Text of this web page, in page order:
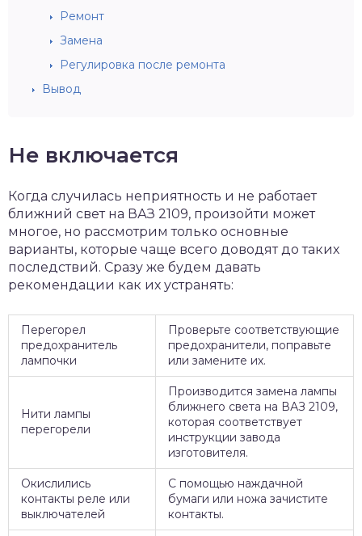
Ремонт
Замена
Регулировка после ремонта
Вывод
Не включается
Когда случилась неприятность и не работает
ближний свет на ВАЗ 2109, произойти может
многое, но рассмотрим только основные
варианты, которые чаще всего доводят до таких
последствий. Сразу же будем давать
рекомендации как их устранять:
Перегорел
предохранитель
лампочки
Проверьте соответствующие
предохранители, поправьте
или замените их.
Нити лампы
перегорели
Производится замена лампы
ближнего света на ВАЗ 2109,
которая соответствует
инструкции завода
изготовителя.
Окислились
контакты реле или
выключателей
С помощью наждачной
бумаги или ножа зачистите
контакты.